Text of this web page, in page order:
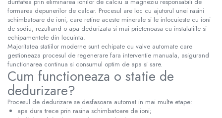
formarea depunerilor de calcar. Procesul are loc cu ajutorul unei rasini
schimbatoare de ioni, care retine aceste minerale si le inlocuieste cu ioni
de sodiu, rezultand o apa dedurizata si mai prietenoasa cu instalatiile si
echipamentele din locuinta.
Majoritatea statiilor moderne sunt echipate cu valve automate care
gestioneaza procesul de regenerare fara interventie manuala, asigurand
functionarea continua si consumul optim de apa si sare.
Cum functioneaza o statie de
dedurizare?
Procesul de dedurizare se desfasoara automat in mai multe etape:
apa dura trece prin rasina schimbatoare de ioni;